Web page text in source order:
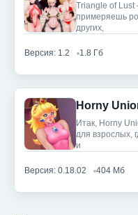
Triangle of Lust
примеряешь
других,
Версия: 1.2 1.8 Гб
Horny
Итак, Horny
для взрослых,
и
Версия: 0.18.02 404 Мб